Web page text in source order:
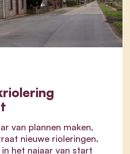
van plannen maken,
nieuwe rioleringen.
in het najaar van start